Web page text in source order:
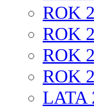
ROK
ROK
ROK
ROK
LATA